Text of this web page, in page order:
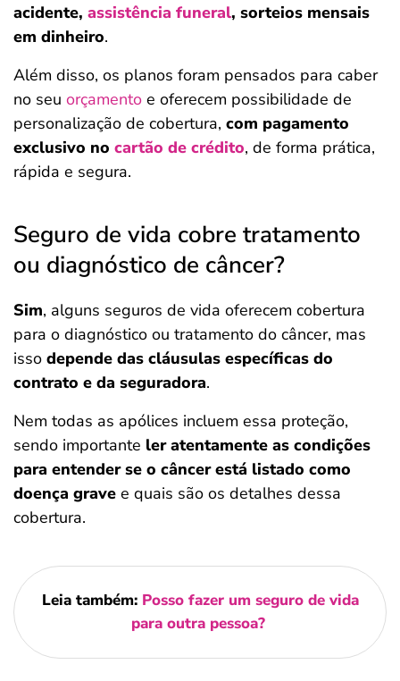
acidente, assistência funeral, sorteios mensais
em dinheiro.
Além disso, os planos foram pensados para caber
no seu orçamento e oferecem possibilidade de
personalização de cobertura, com pagamento
exclusivo no cartão de crédito, de forma prática,
rápida e segura.
Seguro de vida cobre tratamento
ou diagnóstico de câncer?
Sim, alguns seguros de vida oferecem cobertura
para o diagnóstico ou tratamento do câncer, mas
isso depende das cláusulas específicas do
contrato e da seguradora.
Nem todas as apólices incluem essa proteção,
sendo importante ler atentamente as condições
para entender se o câncer está listado como
doença grave e quais são os detalhes dessa
cobertura.
Leia também: Posso fazer um seguro de vida
para outra pessoa?